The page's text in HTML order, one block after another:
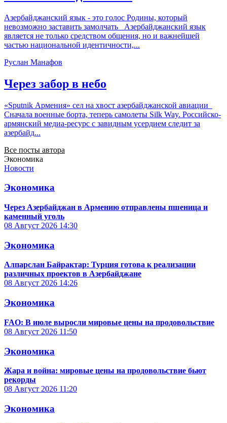
Азербайджанский язык - это голос Родины, который
невозможно заставить замолчать Азербайджанский язык
является не только средством общения, но и важнейшей
частью национальной идентичности,...
Руслан Манафов
Через забор в небо
«Sputnik Армения» сел на хвост азербайджанской авиации
Сначала военные борта, теперь самолеты Silk Way. Российско-
армянский медиа-ресурс с завидным усердием следит за
азербайд...
Все посты автора
Экономика
Новости
Экономика
Через Азербайджан в Армению отправлены пшеница и
каменный уголь
08 Август 2026 14:30
Экономика
Алпарслан Байрактар: Турция готова к реализации
различных проектов в Азербайджане
08 Август 2026 14:26
Экономика
FAO: В июле выросли мировые цены на продовольствие
08 Август 2026 11:50
Экономика
Жара и война: мировые цены на продовольствие бьют
рекорды
08 Август 2026 11:20
Экономика